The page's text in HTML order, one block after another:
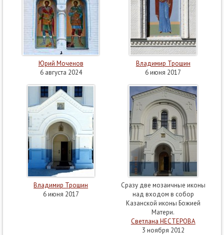
Юрий Моченов
6 августа 2024
Владимир Трошин
6 июня 2017
Владимир Трошин
6 июня 2017
Сразу две мозаичные иконы
над входом в собор
Казанской иконы Божией
Матери.
Светлана НЕСТЕРОВА
3 ноября 2012